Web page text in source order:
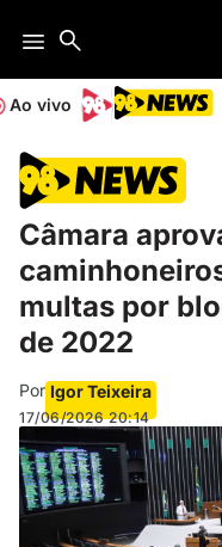
Ao vivo
Câmara
multas por
de 2022
Por Igor Teixeira
17/06/2026 20:14